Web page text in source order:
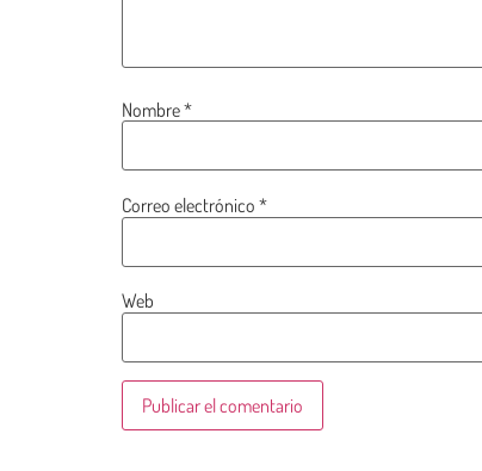
Nombre*
Correo electrónico *
Web